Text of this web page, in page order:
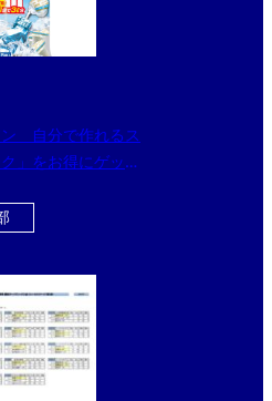
ン 自分で作れるス
」をお得にゲット
のおまけ付